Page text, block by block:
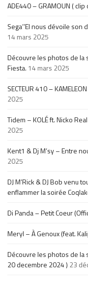
ADE440 – GRAMOUN ( clip
Sega’’El nous dévoile
14 mars 2025
Découvre les photos de la
Fiesta. 14 mars 2025
SECTEUR 410 –
2025
Tidem – KOLÉ ft. Nicko
2025
Kent1 & Dj M’sy – Entre
2025
DJ M’Rick & DJ Bob venu
enflammer la soirée
Di Panda – Petit Coeur
Meryl – À Genoux (feat.
Découvre les photos de la
20 decembre 2024 ) 23